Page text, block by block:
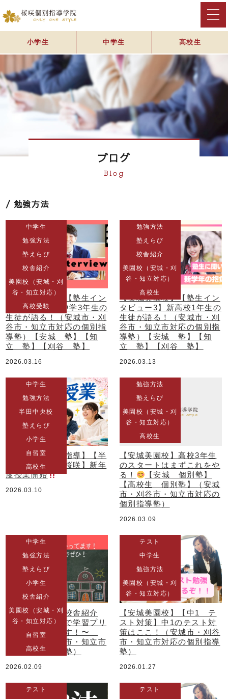
小学生 中学生 高校生
ブログ
Blog
勉強方法
中学生
勉強方法
塾えらび
校舎紹介
美園校（安城・刈
谷・知立対応）
高校受験
【安城美園校】【塾生イン
タビュー4】新中学3年生の
生徒が語る！（安城市・刈
谷市・知立市対応の個別指
導塾）【安城 塾】【知
立 塾】【刈谷 塾】
2026.03.16
勉強方法
塾えらび
校舎紹介
美園校（安城・刈
谷・知立対応）
高校生
【安城美園校】【塾生イン
タビュー3】新高校1年生の
生徒が語る！（安城市・刈
谷市・知立市対応の個別指
導塾）【安城 塾】【知
立 塾】【刈谷 塾】
2026.03.13
中学生
勉強方法
半田中央校
塾えらび
小学生
自習室
高校生
【半田市 個別指導】【半
田市 個別塾 桜咲】新年
度授業開始
2026.03.10
勉強方法
塾えらび
美園校（安城・刈
谷・知立対応）
高校生
【安城美園校】高校3年生
のスタートはまずこれをや
る！
【安城 個別塾】
【高校生 個別塾】（安城
市・刈谷市・知立市対応の
個別指導塾）
2026.03.09
中学生
勉強方法
塾えらび
小学生
校舎紹介
美園校（安城・刈
谷・知立対応）
自習室
高校生
【安城美園校】校舎紹介
①〜無料自習室で学習プリ
ントももらえます！〜
（安城市・刈谷市・知立市
対応の個別指導塾）
2026.02.09
テスト
中学生
勉強方法
美園校（安城・刈
谷・知立対応）
【安城美園校】【中1 テ
スト対策】中1のテスト対
策はここ！（安城市・刈谷
市・知立市対応の個別指導
塾）
2026.01.27
テスト
テスト